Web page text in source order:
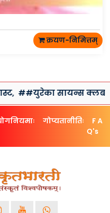
क्रयण-निमित्तम्
सायन्स क्लब तथा
गोप्यतानीतिः
F A
Q's